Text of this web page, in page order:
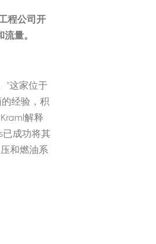
程公司开
量。
”这家位于
经验，积
解释
已成功将其
和燃油系